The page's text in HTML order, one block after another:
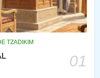
TZADIKIM
01
JUDÍO PIRKEI AVOT
JASIDUT: EL
DE LOS PADRES